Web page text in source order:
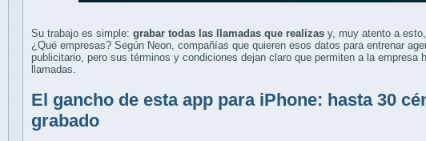
Su trabajo es simple: grabar todas las llamadas que realizas y, muy atento a
¿Qué empresas? Según Neon, compañías que quieren esos datos para entrenar
publicitario, pero sus términos y condiciones dejan claro que permiten a la empresa
llamadas.
El gancho de esta app para iPhone: hasta 30
grabado